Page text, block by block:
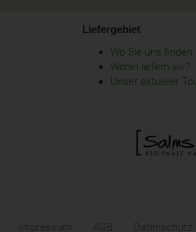
Liefergebiet
Wo Sie uns finden
Wohin liefern wir?
Unser aktueller
Impressum AGB Datenschutz